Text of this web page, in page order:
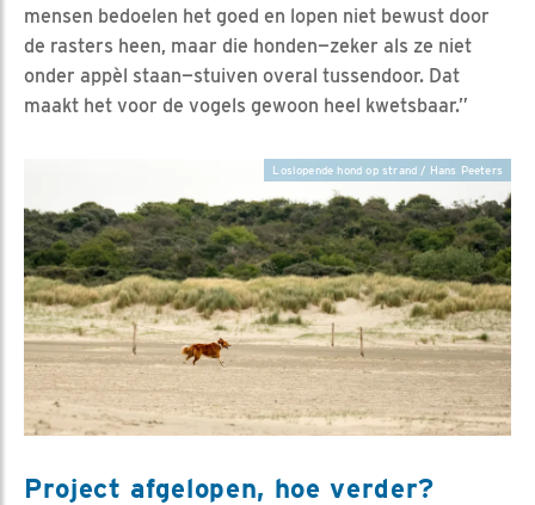
mensen bedoelen het goed en lopen niet bewust door
de rasters heen, maar die honden—zeker als ze niet
onder appèl staan—stuiven overal tussendoor. Dat
maakt het voor de vogels gewoon heel kwetsbaar.”
Loslopende hond op strand / Hans Peeters
Project afgelopen, hoe verder?